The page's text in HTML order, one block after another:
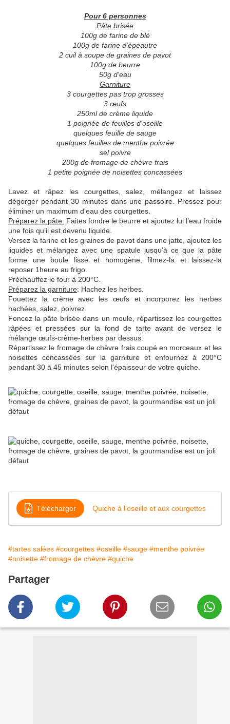
Pour 6 personnes
Pâte brisée
100g de farine de blé
100g de farine d'épeautre
2 cuil à soupe de graines de pavot
100g de beurre
50g d'eau
Garniture
3 courgettes pas trop grosses
3 œufs
250ml de crème liquide
1 poignée de feuilles d'oseille
quelques feuille de sauge
quelques feuilles de menthe poivrée
sel poivre
200g de fromage de chèvre frais
1 petite poignée de noisettes concassées
Lavez et râpez les courgettes, salez, mélangez et laissez
dégorger pendant 30 minutes dans une passoire. Pressez pour
éliminer un maximum d'eau des courgettes.
Préparez la pâte: Faites fondre le beurre et ajoutez lui l’eau froide
une fois qu’il est devenu liquide.
Versez la farine et les graines de pavot dans une jatte, ajoutez les
liquides et mélangez avec une spatule jusqu’à ce que la pâte
forme une boule lisse et homogène, filmez-la et laissez-la
reposer 1heure au frigo.
Préchauffez le four à 200°C.
Préparez la garniture: Hachez les herbes.
Fouettez la crème avec les œufs et incorporez les herbes
hachées, salez, poivrez.
Foncez la pâte brisée dans un moule, répartissez les courgettes
râpées et pressées sur la fond de tarte avant de versez le
mélange œufs-crème-herbes par dessus.
Répartissez le fromage de chèvre frais coupé en morceaux et les
noisettes concassées sur la garniture et enfournez à 200°C
pendant 30 à 45 minutes selon l'épaisseur de votre quiche.
Télécharger Quiche à l'oseille et aux courgettes
#tartes salées #courgettes #oseille #sauge #menthe poivrée
#noisette #fromage de chèvre #quiche
Partager